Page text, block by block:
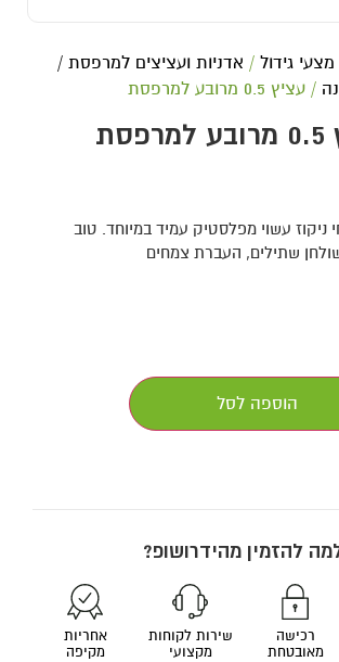
מצעי גידול / אדניות ועציצים למרפסת /
/ עציץ 0.5 מרובע למרפסת
עשוי מפלסטיק עמיד במיוחד. טוב
שתילים, העברת צמחים
הוספה לסל
להזמין מהידרושופ?
רכישה
מאובטחת
שירות לקוחות
מקצועי
אחריות
מקיפה